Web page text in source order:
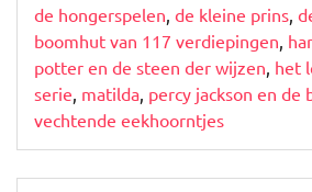
de hongerspelen de kleine prins
boomhut van 117 verdiepingen
potter en de steen der wijzen het
serie matilda percy jackson en de
vechtende eekhoorntjes